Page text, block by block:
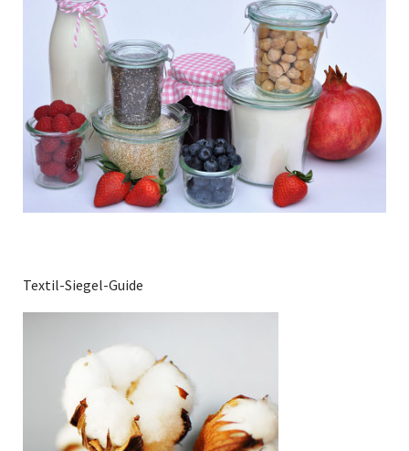
Textil-Siegel-Guide